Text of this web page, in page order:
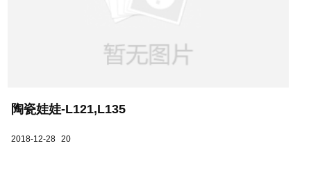
陶瓷娃娃-L121,L135
2018-12-28 20